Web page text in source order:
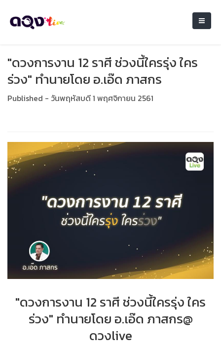
"ดวงการงาน 12 ราศี ช่วงนี้ใครรุ่ง ใคร
ร่วง" ทำนายโดย อ.เอ๊ด ภาสกร
Published - วันพฤหัสบดี 1 พฤศจิกายน 2561
"ดวงการงาน 12 ราศี ช่วงนี้ใครรุ่ง ใคร
ร่วง" ทำนายโดย อ.เอ๊ด ภาสกร@
ดวงlive